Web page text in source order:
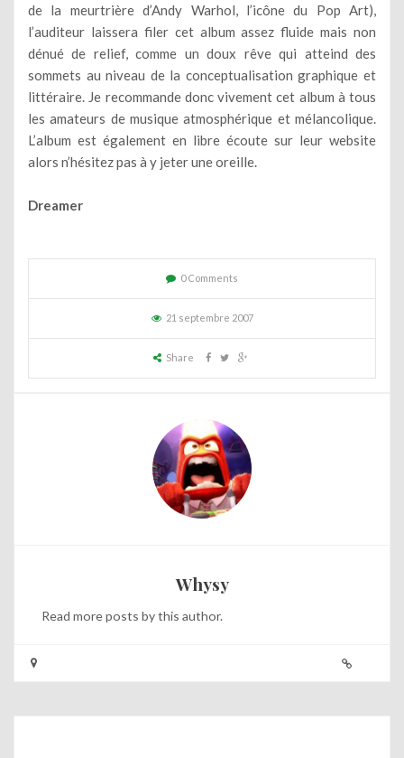
de la meurtrière d’Andy Warhol, l’icône du Pop Art),
l’auditeur laissera filer cet album assez fluide mais non
dénué de relief, comme un doux rêve qui atteind des
sommets au niveau de la conceptualisation graphique et
littéraire. Je recommande donc vivement cet album à tous
les amateurs de musique atmosphérique et mélancolique.
L’album est également en libre écoute sur leur website
alors n’hésitez pas à y jeter une oreille.
Dreamer
0 Comments
21 septembre 2007
Share
Whysy
Read more posts by this author.